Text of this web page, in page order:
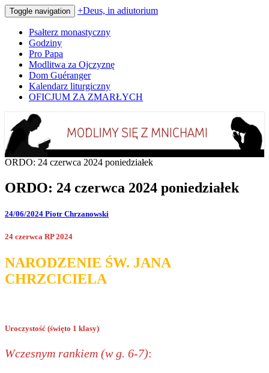
Toggle navigation +Deus, in adiutorium
Psałterz monastyczny
Godziny
Pro Papa
Modlitwa za Ojczyznę
Dom Guéranger
Kalendarz liturgiczny
OFICJUM ZA ZMARŁYCH
+Deus, in adiutorium
Codziennie modlimy się z mnichami
ORDO: 24 czerwca 2024 poniedziałek
ORDO: 24 czerwca 2024 poniedziałek
24/06/2024 Piotr Chrzanowski
24 czerwca RP 2024
NARODZENIE ŚW. JANA
CHRZCICIELA
Uroczystość (święto 1 klasy)
Wczesnym rankiem (w g. 6-7):